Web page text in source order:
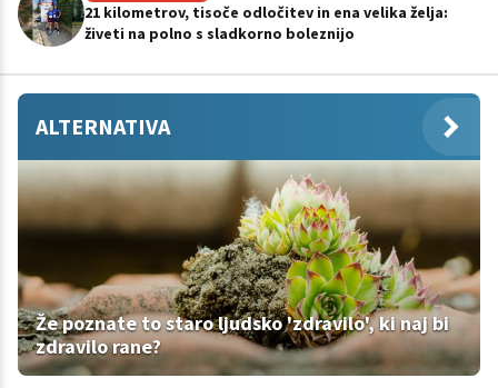
21 kilometrov, tisoče odločitev in ena velika želja:
živeti na polno s sladkorno boleznijo
ALTERNATIVA
Že poznate to staro ljudsko 'zdravilo', ki naj bi
zdravilo rane?